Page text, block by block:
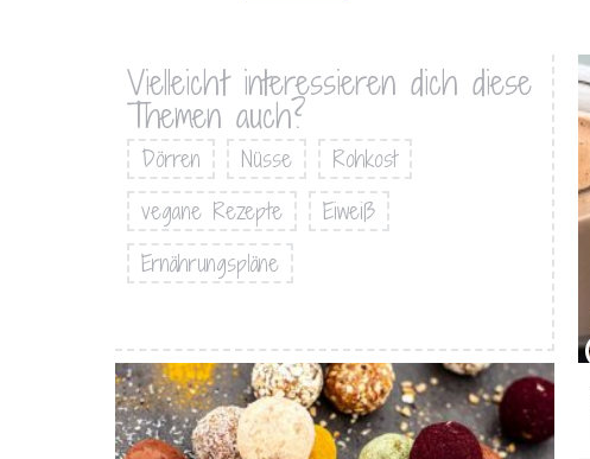
Vielleicht interessieren dich diese
Themen auch?
Dörren Nüsse
Rohkost
vegane Rezepte
Eiweiß
Ernährungspläne